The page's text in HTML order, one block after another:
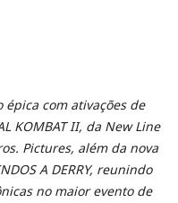
com ativações de
KOMBAT II, da New Line
Pictures, além da nova
A DERRY, reunindo
no maior evento de